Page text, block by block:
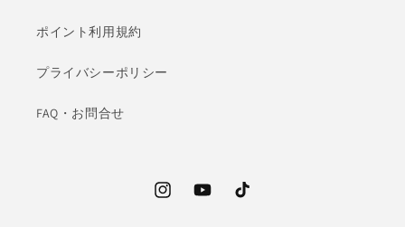
ポイント利用規約
プライバシーポリシー
FAQ・お問合せ
InstagramYouTubeTikTok